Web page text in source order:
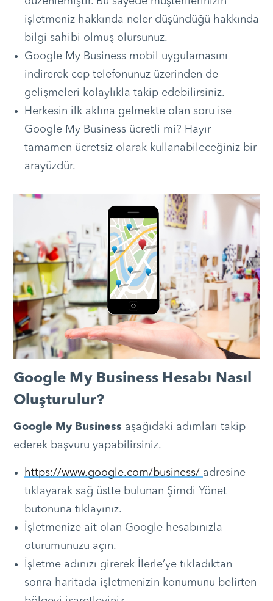
işletmeniz hakkında neler düşündüğü hakkında
bilgi sahibi olmuş olursunuz.
Google My Business mobil uygulamasını
indirerek cep telefonunuz üzerinden de
gelişmeleri kolaylıkla takip edebilirsiniz.
Herkesin ilk aklına gelmekte olan soru ise
Google My Business ücretli mi? Hayır
tamamen ücretsiz olarak kullanabileceğiniz bir
arayüzdür.
Google My Business Hesabı Nasıl
Oluşturulur?
Google My Business aşağıdaki adımları takip
ederek başvuru yapabilirsiniz.
https://www.google.com/business/ adresine
tıklayarak sağ üstte bulunan Şimdi Yönet
butonuna tıklayınız.
İşletmenize ait olan Google hesabınızla
oturumunuzu açın.
İşletme adınızı girerek İlerle’ye tıkladıktan
sonra haritada işletmenizin konumunu belirten